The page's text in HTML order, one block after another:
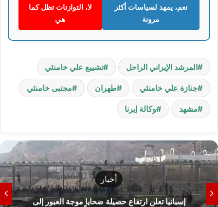
نعم، يمهد لسياسات أكثر
مرونة
لا، التوازنات تظل كما
هي
المرشد الإيراني الراحل تشييع علي خامنئي
جنازة علي خامنئي طهران مجتبى خامنئي
مشهد وكالة إيرنا
أخبار
إسبانيا تعلن ارتفاع حصيلة ضحايا موجة العبور إلى